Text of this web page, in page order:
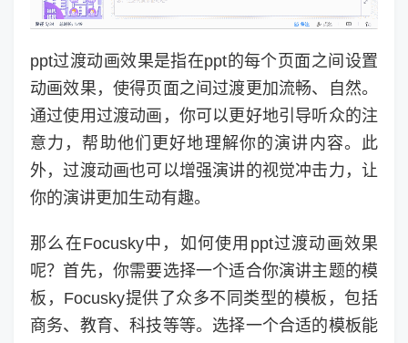
ppt过渡动画效果是指在ppt的每个页面之间设置
动画效果，使得页面之间过渡更加流畅、自然。
通过使用过渡动画，你可以更好地引导听众的注
意力，帮助他们更好地理解你的演讲内容。此
外，过渡动画也可以增强演讲的视觉冲击力，让
你的演讲更加生动有趣。
那么在Focusky中，如何使用ppt过渡动画效果
呢？首先，你需要选择一个适合你演讲主题的模
板，Focusky提供了众多不同类型的模板，包括
商务、教育、科技等等。选择一个合适的模板能